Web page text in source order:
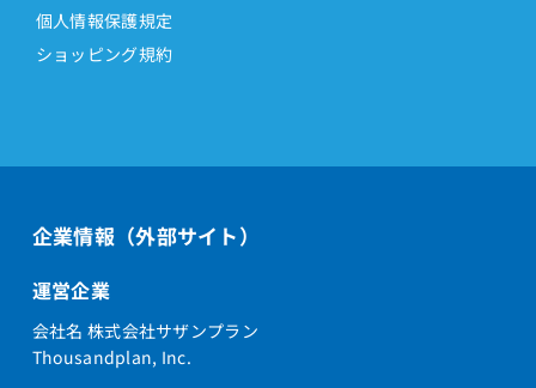
個人情報保護規定
ショッピング規約
企業情報（外部サイト）
運営企業
会社名 株式会社サザンプラン
Thousandplan, Inc.